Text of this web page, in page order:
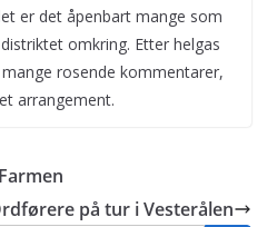
er det åpenbart mange som
omkring. Etter helgas
rosende kommentarer,
arrangement.
på tur i Vesterålen